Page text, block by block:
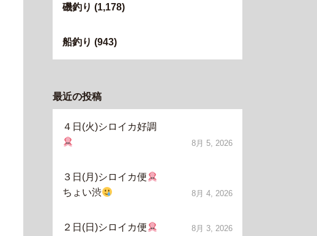
磯釣り (1,178)
船釣り (943)
最近の投稿
４日(火)シロイカ好調
8月 5, 2026
３日(月)シロイカ便
ちょい渋
8月 4, 2026
２日(日)シロイカ便 8月 3, 2026